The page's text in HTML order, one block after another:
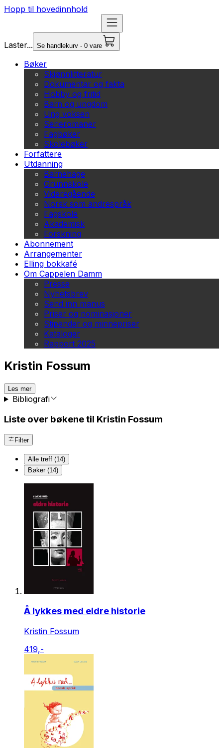
Hopp til hovedinnhold
Laster... Se handlekurv - 0 vare
Bøker
Skjønnlitteratur
Dokumentar og fakta
Hobby og fritid
Barn og ungdom
Ung voksen
Serieromaner
Fagbøker
Skolebøker
Forfattere
Utdanning
Barnehage
Grunnskole
Videregående
Norsk som andrespråk
Fagskole
Akademisk
Forskning
Abonnement
Arrangementer
Elling bokkafé
Om Cappelen Damm
Presse
Nyhetsbrev
Send inn manus
Priser og nominasjoner
Stipender og minnepriser
Kataloger
Rapport 2025
Kristin Fossum
Les mer
Bibliografi
Liste over bøkene til Kristin Fossum
Filter
Alle treff (14)
Bøker (14)
Å lykkes med eldre historie
Kristin Fossum
419,-